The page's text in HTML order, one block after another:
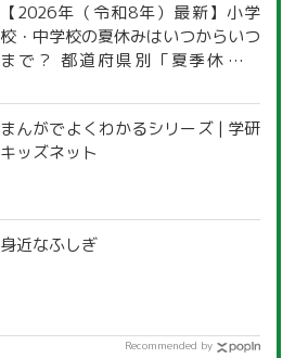
【2026年（令和8年）最新】小学
校・中学校の夏休みはいつからいつ
まで？ 都道府県別「夏季休暇一
まんがでよくわかるシリーズ | 学研
キッズネット
身近なふしぎ
Recommended by